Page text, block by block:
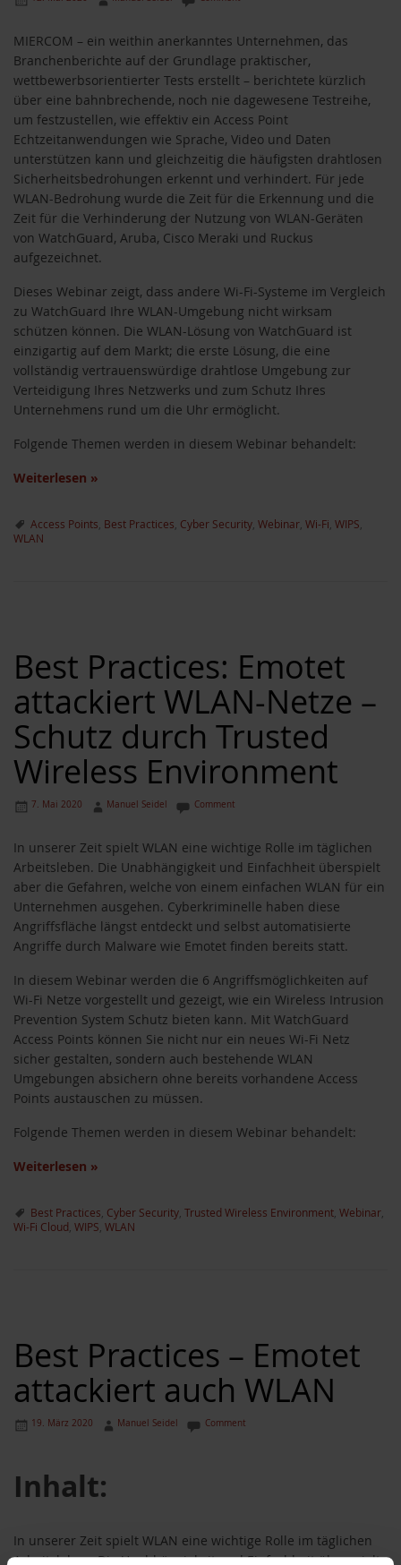
MIERCOM – ein weithin anerkanntes Unternehmen, das
Branchenberichte auf der Grundlage praktischer,
wettbewerbsorientierter Tests erstellt – berichtete kürzlich
über eine bahnbrechende, noch nie dagewesene Testreihe,
um festzustellen, wie effektiv ein Access Point
Echtzeitanwendungen wie Sprache, Video und Daten
unterstützen kann und gleichzeitig die häufigsten drahtlosen
Sicherheitsbedrohungen erkennt und verhindert. Für jede
WLAN-Bedrohung wurde die Zeit für die Erkennung und die
Zeit für die Verhinderung der Nutzung von WLAN-Geräten
von WatchGuard, Aruba, Cisco Meraki und Ruckus
aufgezeichnet.
Dieses Webinar zeigt, dass andere Wi-Fi-Systeme im Vergleich
zu WatchGuard Ihre WLAN-Umgebung nicht wirksam
schützen können. Die WLAN-Lösung von WatchGuard ist
einzigartig auf dem Markt; die erste Lösung, die eine
vollständig vertrauenswürdige drahtlose Umgebung zur
Verteidigung Ihres Netzwerks und zum Schutz Ihres
Unternehmens rund um die Uhr ermöglicht.
Folgende Themen werden in diesem Webinar behandelt:
Weiterlesen »
Access Points Best Practices Cyber Security Webinar Wi-Fi WIPS
WLAN
Best Practices: Emotet
attackiert WLAN-Netze –
Schutz durch Trusted
Wireless Environment
7. Mai 2020 Manuel Seidel Comment
In unserer Zeit spielt WLAN eine wichtige Rolle im täglichen
Arbeitsleben. Die Unabhängigkeit und Einfachheit überspielt
aber die Gefahren, welche von einem einfachen WLAN für ein
Unternehmen ausgehen. Cyberkriminelle haben diese
Angriffsfläche längst entdeckt und selbst automatisierte
Angriffe durch Malware wie Emotet finden bereits statt.
In diesem Webinar werden die 6 Angriffsmöglichkeiten auf
Wi-Fi Netze vorgestellt und gezeigt, wie ein Wireless Intrusion
Prevention System Schutz bieten kann. Mit WatchGuard
Access Points können Sie nicht nur ein neues Wi-Fi Netz
sicher gestalten, sondern auch bestehende WLAN
Umgebungen absichern ohne bereits vorhandene Access
Points austauschen zu müssen.
Folgende Themen werden in diesem Webinar behandelt:
Weiterlesen »
Best Practices Cyber Security Trusted Wireless Environment Webinar
Wi-Fi Cloud WIPS WLAN
Best Practices – Emotet
attackiert auch WLAN
19. März 2020 Manuel Seidel Comment
Inhalt:
In unserer Zeit spielt WLAN eine wichtige Rolle im täglichen
Arbeitsleben. Die Unabhängigkeit und Einfachheit überspielt